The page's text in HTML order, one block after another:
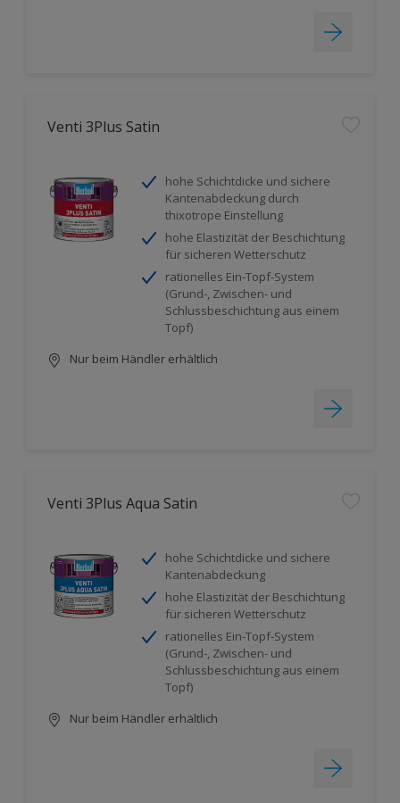
Venti 3Plus Satin
hohe Schichtdicke und sichere
Kantenabdeckung durch
thixotrope Einstellung
hohe Elastizität der Beschichtung
für sicheren Wetterschutz
rationelles Ein-Topf-System
(Grund-, Zwischen- und
Schlussbeschichtung aus einem
Topf)
Nur beim Händler erhältlich
Venti 3Plus Aqua Satin
hohe Schichtdicke und sichere
Kantenabdeckung
hohe Elastizität der Beschichtung
für sicheren Wetterschutz
rationelles Ein-Topf-System
(Grund-, Zwischen- und
Schlussbeschichtung aus einem
Topf)
Nur beim Händler erhältlich